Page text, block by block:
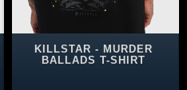
KILLSTAR - MURDER
BALLADS T-SHIRT